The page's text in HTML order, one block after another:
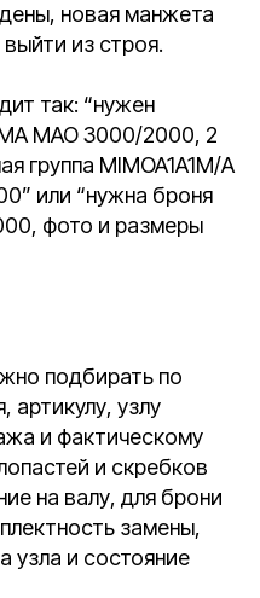
новая манжета
из строя.
так: “нужен
MAO 3000/2000, 2
группа MIMOA1A1M/A
или “нужна броня
фото и размеры
подбирать по
артикулу, узлу
и фактическому
и скребков
на валу, для брони
замены,
узла и состояние